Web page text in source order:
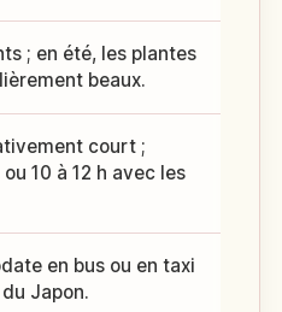
; en été, les plantes
beaux.
court ;
10 à 12 h avec les
en bus ou en taxi
Japon.